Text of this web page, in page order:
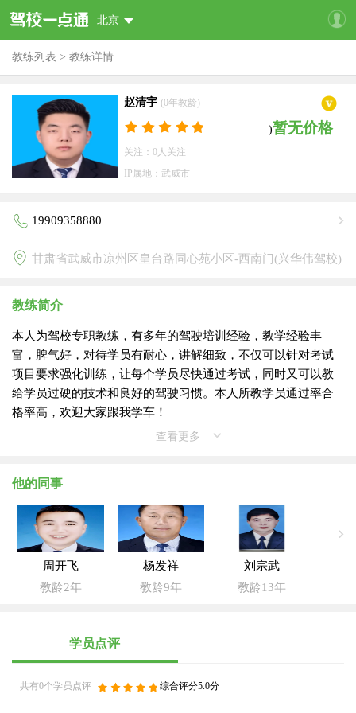
北京
教练列表 > 教练详情
赵清宇 (0年教龄)
)暂无价格
关注：0人关注
IP属地：武威市
19909358880
甘肃省武威市凉州区皇台路同心苑小区-西南门(兴华伟驾校)
教练简介
本人为驾校专职教练，有多年的驾驶培训经验，教学经验丰
富，脾气好，对待学员有耐心，讲解细致，不仅可以针对考试
项目要求强化训练，让每个学员尽快通过考试，同时又可以教
给学员过硬的技术和良好的驾驶习惯。本人所教学员通过率合
格率高，欢迎大家跟我学车！
查看更多
他的同事
周开飞
教龄2年
杨发祥
教龄9年
刘宗武
教龄13年
学员点评
共有0个学员点评 综合评分5.0分